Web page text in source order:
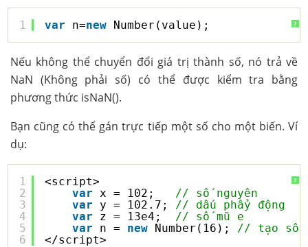
?
1 var n=new Number(value);
Nếu không thể chuyển đổi giá trị thành số, nó trả về
NaN (Không phải số) có thể được kiểm tra bằng
phương thức isNaN().
Bạn cũng có thể gán trực tiếp một số cho một biến. Ví
dụ:
?
1
2
3
4
5
6
<script>
var
x = 102; // số nguyên
var
y = 102.7; // dấu phẩy động
var
z = 13e4; // số mũ e
var
n = new Number(16); // tạo số
</script>